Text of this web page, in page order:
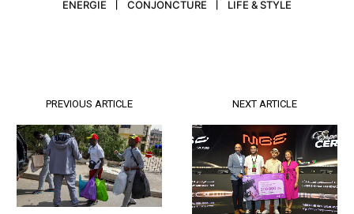
ENERGIE
CONJONCTURE LIFE & STYLE
PREVIOUS ARTICLE NEXT ARTICLE